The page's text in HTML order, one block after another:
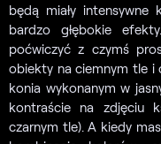
będą miały
bardzo głębokie
poćwiczyć z czymś
obiekty na ciemnym tle i
konia wykonanym w
kontraście na zdjęciu
czarnym tle). A kiedy